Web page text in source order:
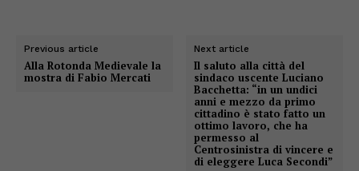
Previous article
Alla Rotonda Medievale la
mostra di Fabio Mercati
Next article
Il saluto alla città del
sindaco uscente Luciano
Bacchetta: “in un undici
anni e mezzo da primo
cittadino è stato fatto un
ottimo lavoro, che ha
permesso al
Centrosinistra di vincere e
di eleggere Luca Secondi”